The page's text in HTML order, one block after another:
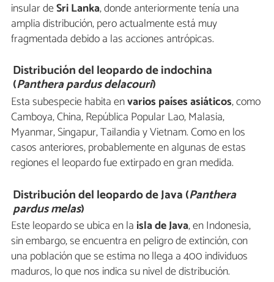
insular deSri Lanka, donde anteriormente tenía una
amplia distribución, pero actualmente está muy
fragmentada debido a las acciones antrópicas.
Distribución del leopardo de indochina
(Panthera pardus delacouri)
Esta subespecie habita envarios países asiáticos, como
Camboya, China, República Popular Lao, Malasia,
Myanmar, Singapur, Tailandia y Vietnam. Como en los
casos anteriores, probablemente en algunas de estas
regiones el leopardo fue extirpado en gran medida.
Distribución del leopardo de Java (Panthera
pardus melas)
Este leopardo se ubica en la isla de Java, en Indonesia,
sin embargo, se encuentra en peligro de extinción, con
una población que se estima no llega a 400 individuos
maduros, lo que nos indica su nivel de distribución.